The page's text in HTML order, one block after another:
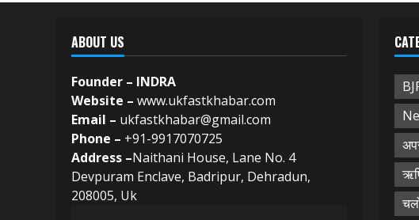
ABOUT US
Founder – INDRA
Website – www.ukfastkhabar.com
Email – ukfastkhabar@gmail.com
Phone – +91-9917070725
Address –Naithani House, Lane No. 4
Devpuram Enclave, Badripur, Dehradun,
208005, Uk